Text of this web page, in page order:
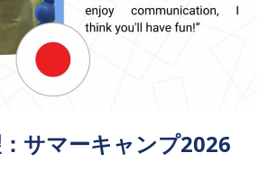
サマーキャンプ2026